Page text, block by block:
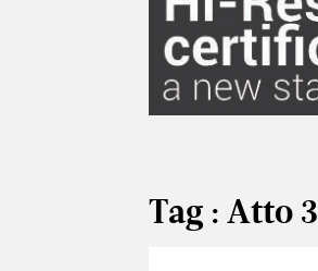
Tag : Atto 3